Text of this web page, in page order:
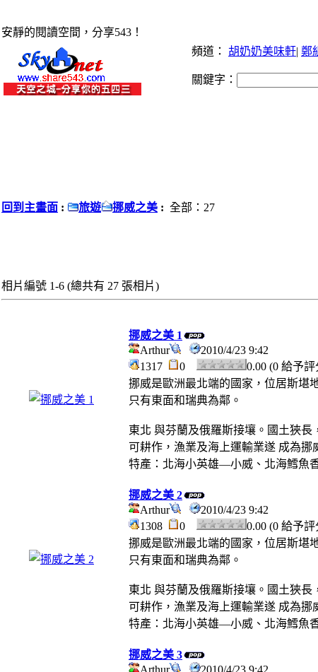
安靜的閱讀空間，分享543！
頻道： 胡奶奶美味軒| 鄭
關鍵字：
回到主畫面 : 旅遊 挪威之美 : 全部：27
相片編號 1-6 (總共有 27 張相片)
挪威之美 1
Arthur
2010/4/23 9:42
1317
0 0.00 (0 給予評
挪威是歐洲最北端的國家，位居斯堪
只有東面和瑞典為鄰。
東北 與芬蘭及俄羅斯接壤。國土狹
可耕作，漁業及海上運輸業遂 成為挪
特產：北海小英雄—小威、北海鱈魚
挪威之美 2
Arthur
2010/4/23 9:42
1308
0 0.00 (0 給予評
挪威是歐洲最北端的國家，位居斯堪
只有東面和瑞典為鄰。
東北 與芬蘭及俄羅斯接壤。國土狹
可耕作，漁業及海上運輸業遂 成為挪
特產：北海小英雄—小威、北海鱈魚
挪威之美 3
Arthur
2010/4/23 9:42